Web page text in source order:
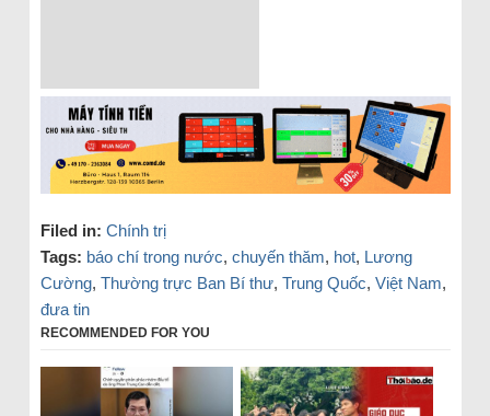
Filed in: Chính trị
Tags: báo chí trong nước, chuyến thăm, hot, Lương
Cường, Thường trực Ban Bí thư, Trung Quốc, Việt Nam,
đưa tin
RECOMMENDED FOR YOU